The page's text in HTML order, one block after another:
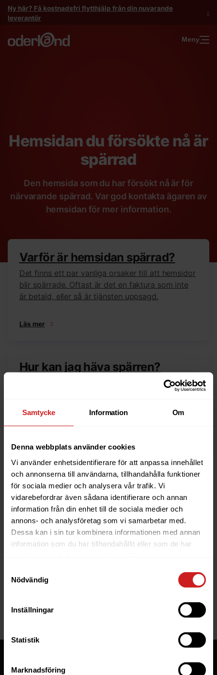
Samtycke Information Om
Denna webbplats använder cookies
Vi använder enhetsidentifierare för att anpassa innehållet
och annonserna till användarna, tillhandahålla funktioner
för sociala medier och analysera vår trafik. Vi
vidarebefordrar även sådana identifierare och annan
information från din enhet till de sociala medier och
annons- och analysföretag som vi samarbetar med.
Dessa kan i sin tur kombinera informationen med annan
information som du har tillhandahållit eller som de har
Nödvändig
Inställningar
Statistik
Marknadsföring
GåNy här? Få kostnadsfri flytthjälp från din nuvarande
leverantör
Meny
Hemsidan du försökte nå är
spärrad
Den hemsida som du har försökt nå är för
närvarande spärrad. Var god kontakta ägaren av
hemsidan för mer information.
Varför är hemsidan spärrad?
Det finns ett par vanliga orsaker till att hemsidor
blir spärrade. Oftast är det en faktura som inte
är betald, eller så är tjänsten uppsagd.
Läs mer
Hur kan jag häva spärren?
Är du ägare till hemsidan eller domännamnet så
har vi skrivit en guide som går igenom dom
är spärrad.
Läs mer
The website you were trying to
reach has been suspended
information.
pleaseread this FAQ
that goes through the most
common reasons for a website to be suspended.